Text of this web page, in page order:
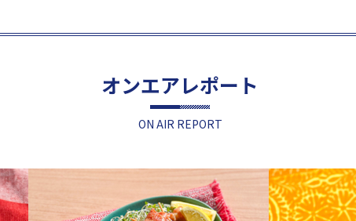
オンエアレポート
ON AIR REPORT